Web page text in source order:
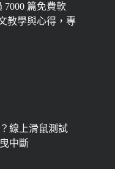
7000 篇免費軟
教學與心得，專
線上滑鼠測試
中斷